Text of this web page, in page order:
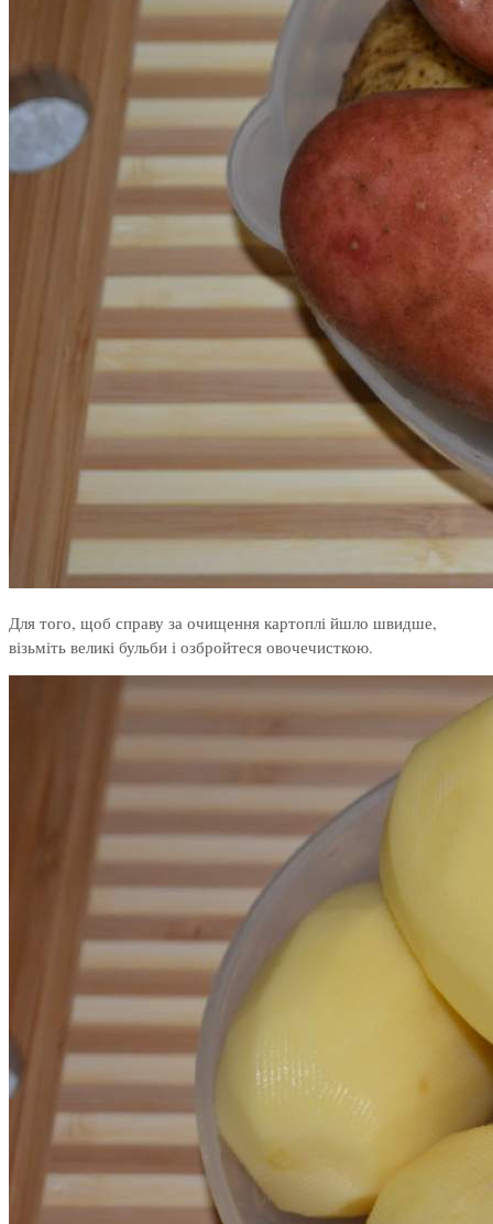
Для того, щоб справу за очищення картоплі йшло швидше,
візьміть великі бульби і озбройтеся овочечисткою.